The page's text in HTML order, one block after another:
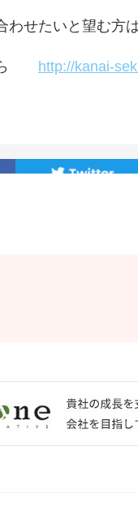
わせたいと望む方
ら http://kanai-